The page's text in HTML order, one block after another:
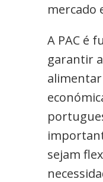
mercado
A PAC é
garantir
sejam